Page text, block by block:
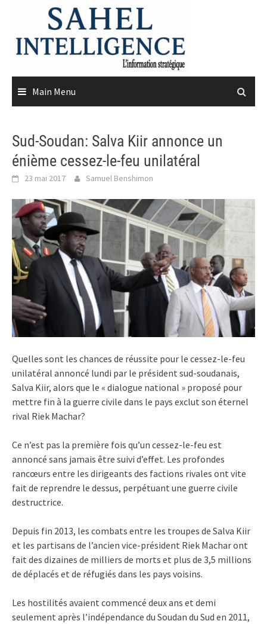
content
Main Menu
Sud-Soudan: Salva Kiir annonce un
énième cessez-le-feu unilatéral
23 mai 2017 Samuel Benshimon
Quelles sont les chances de réussite pour le cessez-le-feu
unilatéral annoncé lundi par le président sud-soudanais,
Salva Kiir, alors que le « dialogue national » proposé pour
mettre fin à la guerre civile dans le pays exclut son éternel
rival Riek Machar?
Ce n’est pas la première fois qu’un cessez-le-feu est
annoncé sans jamais être suivi d’effet. Les profondes
rancœurs entre les dirigeants des factions rivales ont vite
fait de reprendre le dessus, perpétuant une guerre civile
destructrice.
Depuis fin 2013, les combats entre les troupes de Salva Kiir
et les partisans de l’ancien vice-président Riek Machar ont
fait des dizaines de milliers de morts et plus de 3,5 millions
de déplacés et de réfugiés dans les pays voisins.
Les hostilités avaient commencé deux ans et demi
seulement après l’indépendance du Soudan du Sud en 2011,